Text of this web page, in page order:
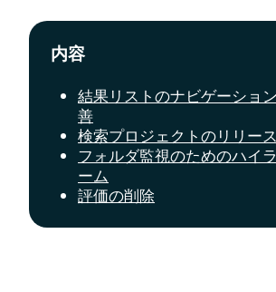
内容
結果リストのナビゲーショ
善
検索プロジェクトのリリース
フォルダ監視のためのハイ
ーム
評価の削除